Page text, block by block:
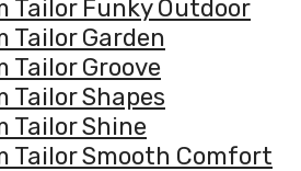
Tailor Funky Outdoor
Tailor Garden
Tailor Groove
Tailor Shapes
Tailor Shine
Tailor Smooth Comfort